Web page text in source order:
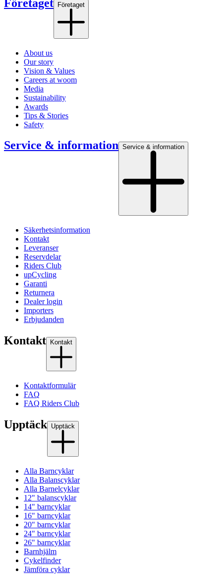
Företaget Företaget
About us
Our story
Vision & Values
Careers at woom
Media
Sustainability
Awards
Tips & Stories
Safety
Service & information Service & information
Säkerhetsinformation
Kontakt
Leveranser
Reservdelar
Riders Club
upCycling
Garanti
Returnera
Dealer login
Importers
Erbjudanden
Kontakt Kontakt
Kontaktformulär
FAQ
FAQ Riders Club
Upptäck Upptäck
Alla Barncyklar
Alla Balanscyklar
Alla Barnelcyklar
12" balanscyklar
14" barncyklar
16" barncyklar
20" barncyklar
24" barncyklar
26" barncyklar
Barnhjälm
Cykelfinder
Jämföra cyklar